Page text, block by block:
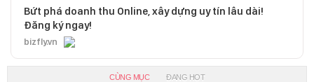
Bứt phá doanh thu Online, xây dựng uy tín lâu dài!
Đăng ký ngay!
bizfly.vn
CÙNG MỤC ĐANG HOT